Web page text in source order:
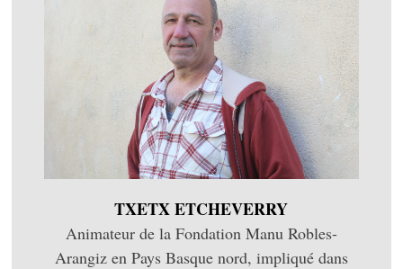
TXETX ETCHEVERRY
Animateur de la Fondation Manu Robles-
Arangiz en Pays Basque nord, impliqué dans